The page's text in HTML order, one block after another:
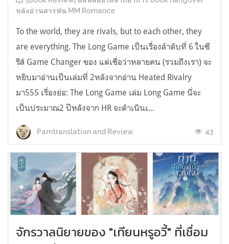
หลังอ่านสารพัน MM Romance
To the world, they are rivals, but to each other, they
are everything. The Long Game เป็นเรื่องลำดับที่ 6 ในซี
รีส์ Game Changer ของ แต่เชื่อว่าหลายคน (รวมถึงเรา) จะ
หยิบมาอ่านเป็นเล่มที่ 2หลังจากอ่าน Heated Rivalry
มา555 เรื่องย่อ: The Long Game เล่ม Long Game นี่จะ
เป็นประมาณ2 ปีหลังจาก HR จะดำเนินเ...
Parntranslation and Review 43
จักรวาลนิยายของ "เทียนหรูอวี้" ที่เชื่อม